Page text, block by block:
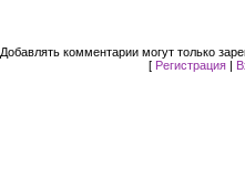
Добавлять комментарии могут только
[ Регистрация |